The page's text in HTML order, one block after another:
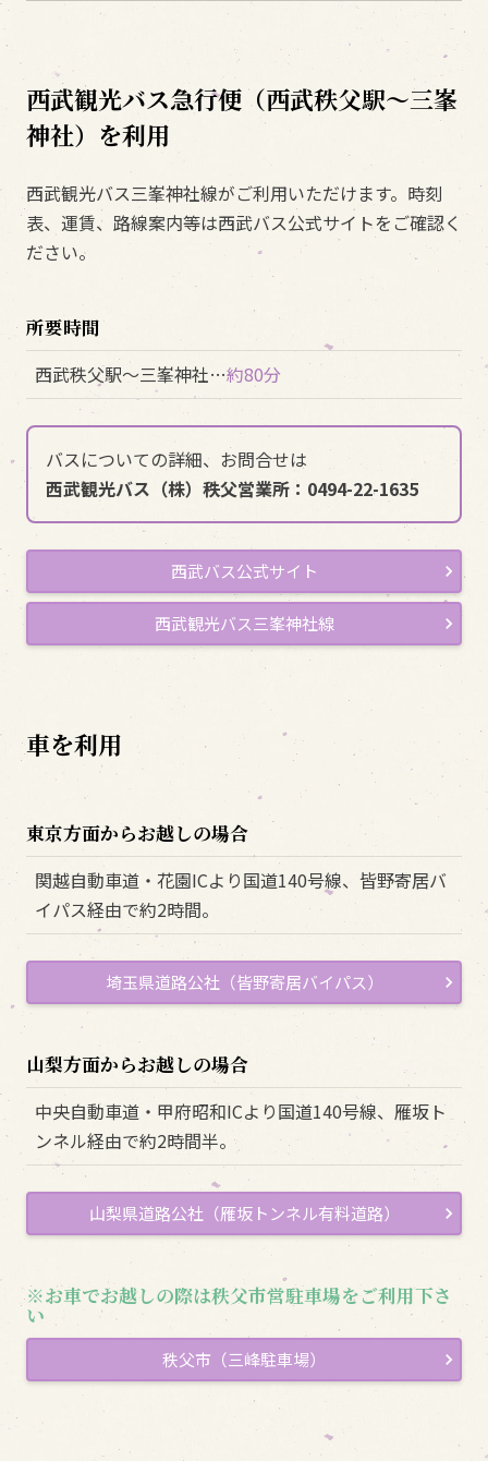
西武観光バス急行便（西武秩父駅～三峯
神社）を利用
西武観光バス三峯神社線がご利用いただけます。時刻
表、運賃、路線案内等は西武バス公式サイトをご確認く
ださい。
所要時間
西武秩父駅～三峯神社…約80分
バスについての詳細、お問合せは
西武観光バス（株）秩父営業所：0494-22-1635
西武バス公式サイト
西武観光バス三峯神社線
車を利用
東京方面からお越しの場合
関越自動車道・花園ICより国道140号線、皆野寄居バ
イパス経由で約2時間。
埼玉県道路公社（皆野寄居バイパス）
山梨方面からお越しの場合
中央自動車道・甲府昭和ICより国道140号線、雁坂ト
ンネル経由で約2時間半。
山梨県道路公社（雁坂トンネル有料道路）
※お車でお越しの際は秩父市営駐車場をご利用下さ
い
秩父市（三峰駐車場）